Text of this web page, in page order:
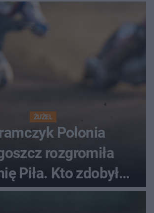
porażkę?
ŻUŻEL
Polonia
rozgromiła
Piła. Kto zdobył
punktów?